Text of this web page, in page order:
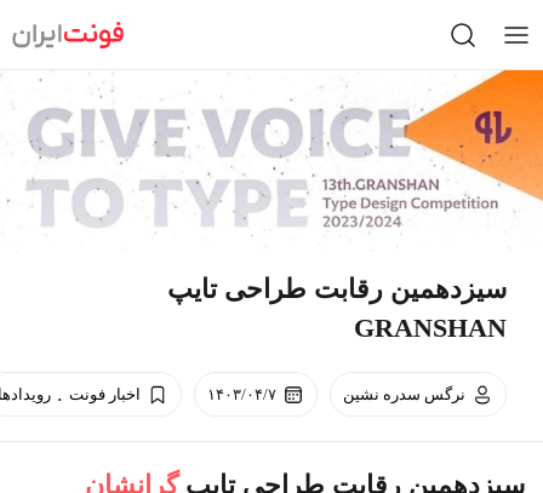
to
content
سیزدهمین رقابت طراحی تایپ
GRANSHAN
نرگس سدره نشین ۱۴۰۳/۰۴/۷ اخبار فونت .
سیزدهمین رقابت طراحی تایپگرانشان